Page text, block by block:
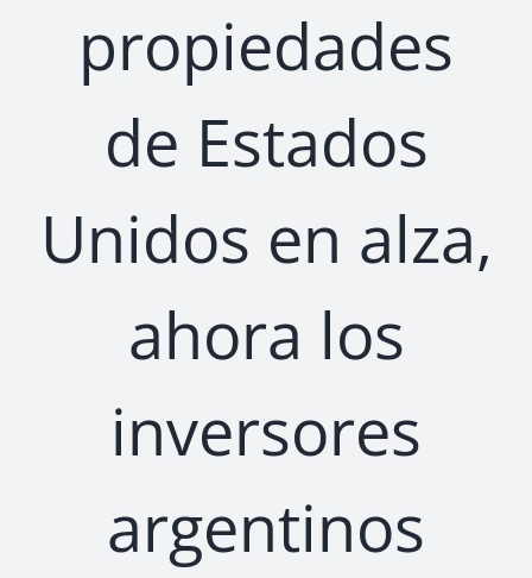
propiedades
de Estados
Unidos en alza,
ahora los
inversores
argentinos